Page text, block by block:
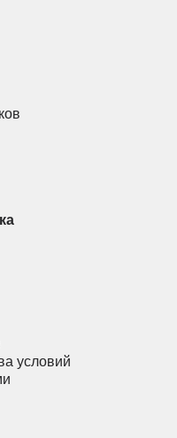
условий